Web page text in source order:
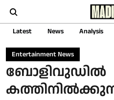
Latest News Analysis
Entertainment News
ബോളിവുഡിൽ